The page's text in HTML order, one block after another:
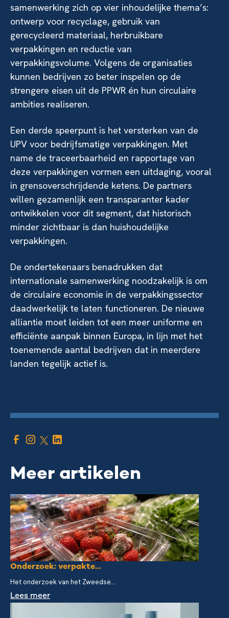
samenwerking zich op vier inhoudelijke thema’s:
ontwerp voor recyclage, gebruik van
gerecycleerd materiaal, herbruikbare
verpakkingen en reductie van
verpakkingsvolume. Volgens de organisaties
kunnen bedrijven zo beter inspelen op de
strengere eisen uit de PPWR én hun circulaire
ambities realiseren.
Een derde speerpunt is het versterken van de
UPV voor bedrijfsmatige verpakkingen. Met
name de traceerbaarheid en rapportage van
deze verpakkingen vormen een uitdaging, vooral
in grensoverschrijdende ketens. De partners
willen gezamenlijk een transparanter kader
ontwikkelen voor dit segment, dat historisch
minder zichtbaar is dan huishoudelijke
verpakkingen.
De ondertekenaars benadrukken dat
internationale samenwerking noodzakelijk is om
de circulaire economie in de verpakkingssector
daadwerkelijk te laten functioneren. De nieuwe
alliantie moet leiden tot een meer uniforme en
efficiënte aanpak binnen Europa, in lijn met het
toenemende aantal bedrijven dat in meerdere
landen tegelijk actief is.
Meer artikelen
Onderzoek: verpakte...
Het onderzoek van het Zweedse...
Lees meer